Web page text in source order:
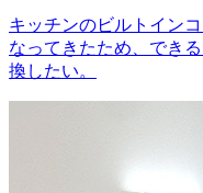
キッチンのビルトイン
なってきたため、でき
換したい。